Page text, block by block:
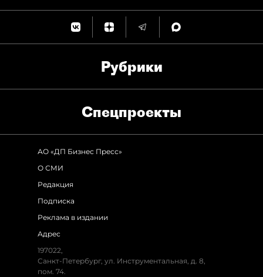
Рубрики
Спец­проекты
АО «ДП Бизнес Пресс»
О СМИ
Редакция
Подписка
Реклама в издании
Адрес
197022,
Санкт-Петербург, ул. Инструментальная, д. 8,
пом. 74.